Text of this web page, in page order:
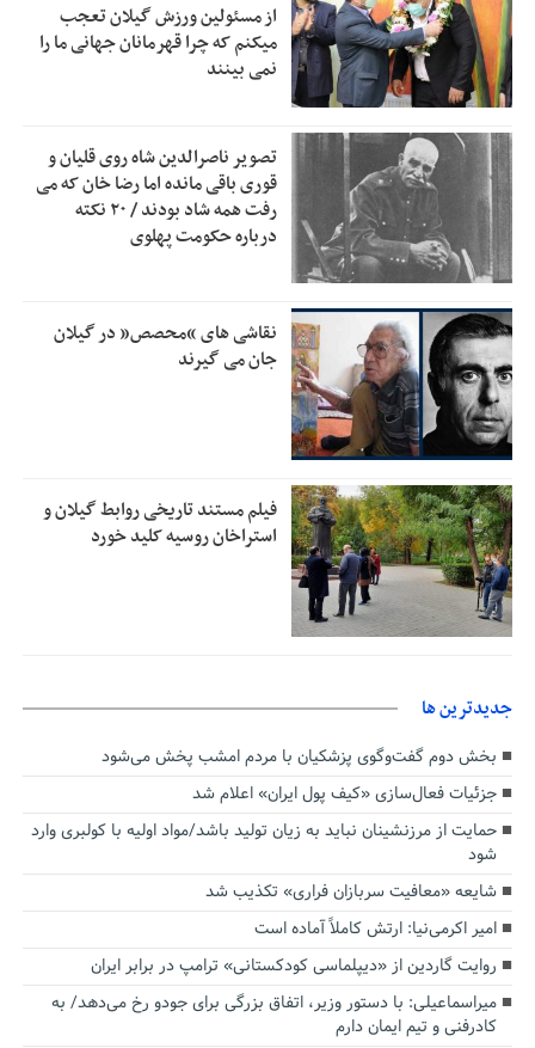
2:53
زمان جلسه سرنوشت‌ساز هیات رئیسه فدراسیون فوتبال با حضور
قلعه‌نویی مشخص شد
2:50
دفتر رهبر انقلاب: مطالب خارج از مراجع رسمی فاقد سندیت
2:46
بقائی: فضای مذاکرات فنی و سیاسی ایران و عمان درباره تنگه
هرمز، مثبت است
1:30
رئیس سازمان جهاد کشاورزی استان: کشاورزان گیلان نسبت به
دریافت یارانه کود اقدام کنند
1:00 تمدید مهلت اظهارنامه‌های مالیاتی سال ۱۴۰۴ تا پایان شهریورماه
از مسئولین ورزش گیلان تعجب
میکنم که چرا قهرمانان جهانی ما را
نمی بینند
تصویر ناصرالدین شاه روی قلیان و
قوری باقی مانده اما رضا خان که می
رفت همه شاد بودند / ۲۰ نکته
درباره حکومت پهلوی
نقاشی های “محصص” در گیلان
جان می گیرند
فیلم مستند تاریخی روابط گیلان و
استراخان روسیه کلید خورد
جديدترين ها
بخش دوم گفت‌وگوی پزشکیان با مردم امشب پخش می‌شود
جزئیات فعال‌سازی «کیف پول ایران» اعلام شد
حمایت از مرزنشینان نباید به زیان تولید باشد/مواد اولیه با کولبری وارد
شود
شایعه «معافیت سربازان فراری» تکذیب شد
امیر اکرمی‌نیا: ارتش کاملاً آماده است
روایت گاردین از «دیپلماسی کودکستانی» ترامپ در برابر ایران
میراسماعیلی: با دستور وزیر، اتفاق بزرگی برای جودو رخ می‌دهد/ به
کادرفنی و تیم ایمان دارم